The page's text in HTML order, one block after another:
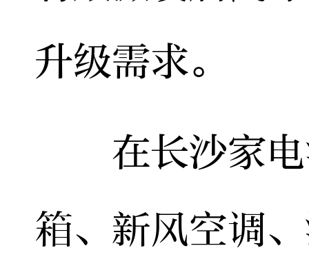
升级需求。
在长沙家电
箱、新风空调